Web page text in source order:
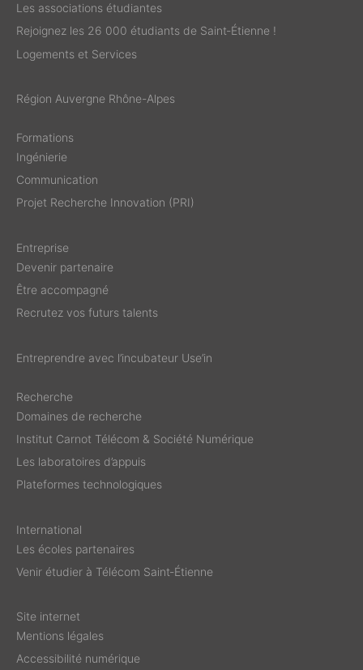
Les associations étudiantes
Rejoignez les 26 000 étudiants de Saint‑Étienne !
Logements et Services
Région Auvergne Rhône-Alpes
Formations
Ingénierie
Communication
Projet Recherche Innovation (PRI)
Entreprise
Devenir partenaire
Être accompagné
Recrutez vos futurs talents
Entreprendre avec l’incubateur Use’in
Recherche
Domaines de recherche
Institut Carnot Télécom & Société Numérique
Les laboratoires d’appuis
Plateformes technologiques
International
Les écoles partenaires
Venir étudier à Télécom Saint‑Étienne
Site internet
Mentions légales
Accessibilité numérique